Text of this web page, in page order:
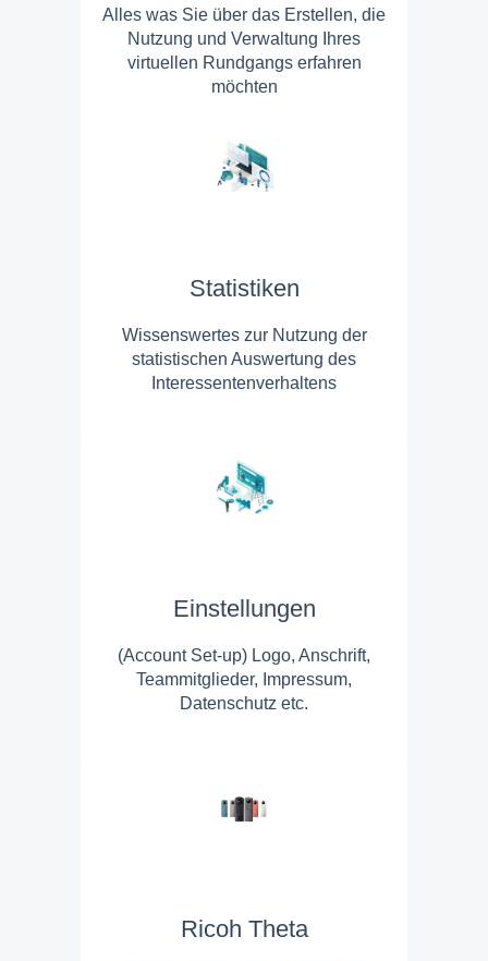
Alles was Sie über das Erstellen, die
Nutzung und Verwaltung Ihres
virtuellen Rundgangs erfahren
möchten
Statistiken
Wissenswertes zur Nutzung der
statistischen Auswertung des
Interessentenverhaltens
Einstellungen
(Account Set-up) Logo, Anschrift,
Teammitglieder, Impressum,
Datenschutz etc.
Ricoh Theta